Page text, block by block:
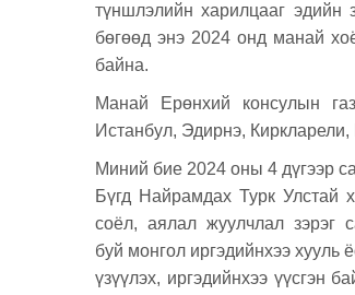
түншлэлийн харилцааг эдийн
бөгөөд энэ 2024 онд манай
байна.
Манай Ерөнхий консулын
Истанбул, Эдирнэ, Киркларели,
Миний бие 2024 оны 4 дүгээр
Бүгд Найрамдах Турк Улстай
соёл, аялал жуулчлал зэрэг
буй монгол иргэдийнхээ хууль
үзүүлэх, иргэдийнхээ үүсгэн